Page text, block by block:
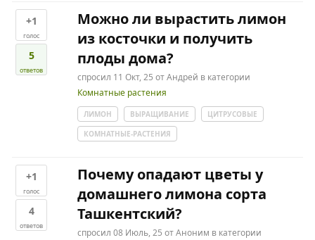
+1
голос
5
ответов
Можно ли вырастить лимон
из косточки и получить
плоды дома?
спросил 11 Окт, 25 отАндрей в категории
Комнатные растения
ЛИМОН ВЫРАЩИВАНИЕ
ЦИТРУСОВЫЕ
КОМНАТНЫЕ-РАСТЕНИЯ
+1
голос
4
ответов
Почему опадают цветы у
домашнего лимона сорта
Ташкентский?
спросил 08 Июль, 25 отАноним в категории